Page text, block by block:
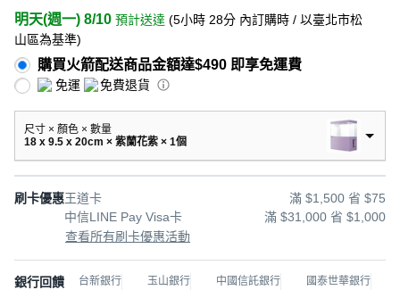
明天(週一) 8/10 預計送達 (5小時 28分 內訂購時 / 以臺北市松
山區為基準)
購買火箭配送商品金額達$490 即享免運費
免運 免費退貨
尺寸 × 顏色 × 數量
18 x 9.5 x 20cm × 紫蘭花紫 × 1個
刷卡優惠王道卡
滿 $1,500 省 $75
中信LINE Pay Visa卡
滿 $31,000 省 $1,000
查看所有刷卡優惠活動
銀行回饋 台新銀行 玉山銀行 中國信託銀行 國泰世華銀行